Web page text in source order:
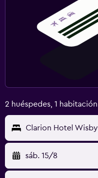
2 huéspedes, 1 habitación
Clarion Hotel Wisby
sáb. 15/8